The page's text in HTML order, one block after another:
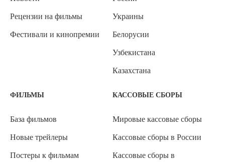
Рецензии на фильмы
Фестивали и кинопремии
Украины
Белорусии
Узбекистана
Казахстана
ФИЛЬМЫ
База фильмов
Новые трейлеры
Постеры к фильмам
КАССОВЫЕ СБОРЫ
Мировые кассовые сборы
Кассовые сборы в России
Кассовые сборы в